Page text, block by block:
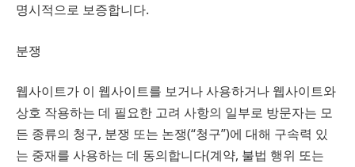
명시적으로 보증합니다.
분쟁
웹사이트가 이 웹사이트를 보거나 사용하거나 웹사이트와
상호 작용하는 데 필요한 고려 사항의 일부로 방문자는 모
든 종류의 청구, 분쟁 또는 논쟁(“청구”)에 대해 구속력 있
는 중재를 사용하는 데 동의합니다(계약, 불법 행위 또는